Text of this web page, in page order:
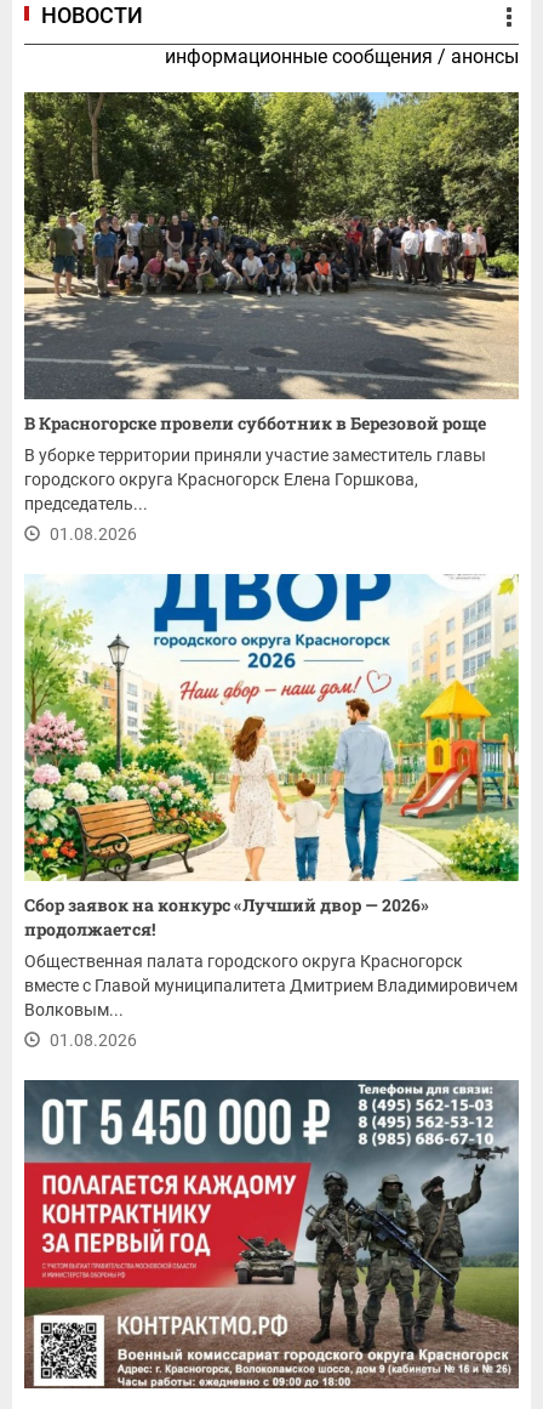
НОВОСТИ
информационные сообщения / анонсы
В Красногорске провели субботник в Березовой роще
В уборке территории приняли участие заместитель главы
городского округа Красногорск Елена Горшкова,
председатель...
01.08.2026
Сбор заявок на конкурс «Лучший двор — 2026»
продолжается!
Общественная палата городского округа Красногорск
вместе с Главой муниципалитета Дмитрием Владимировичем
Волковым...
01.08.2026